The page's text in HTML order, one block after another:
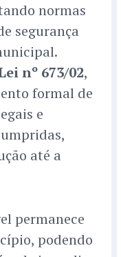
normas
segurança
nº 673/02,
formal de
e
até a
permanece
podendo